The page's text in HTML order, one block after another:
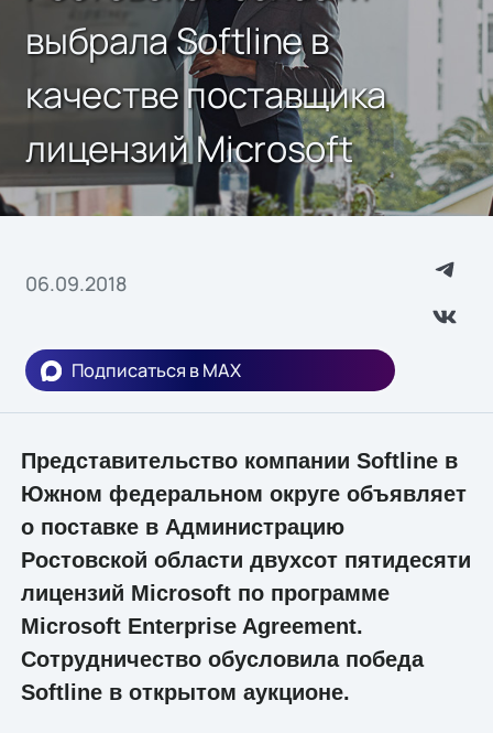
выбрала Softline в
качестве поставщика
лицензий Microsoft
06.09.2018
Подписаться в MAX
Представительство компании Softline в
Южном федеральном округе объявляет
о поставке в Администрацию
Ростовской области двухсот пятидесяти
лицензий Microsoft по программе
Microsoft Enterprise Agreement.
Сотрудничество обусловила победа
Softline в открытом аукционе.